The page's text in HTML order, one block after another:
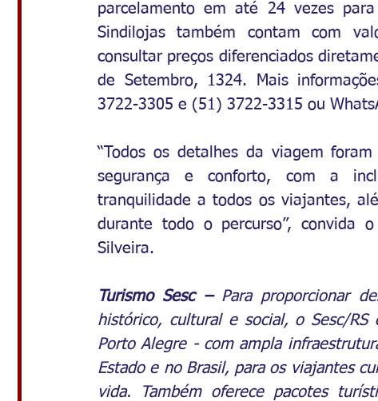
parcelamento em até 24 vezes para
Sindilojas também contam com
consultar preços diferenciados
de Setembro, 1324. Mais
3722-3305 e (51) 3722-3315 ou
“Todos os detalhes da viagem
segurança e conforto, com a
tranquilidade a todos os viajantes,
durante todo o percurso”, convida o
Silveira.
Turismo Sesc – Para proporcionar
histórico, cultural e social, o Sesc/
Porto Alegre - com ampla
Estado e no Brasil, para os viajantes
vida. Também oferece pacotes